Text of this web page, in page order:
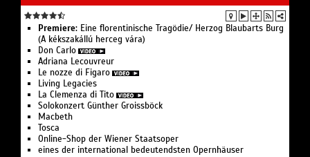
Premiere: Eine floren­tinische Tragödie/ Herzog Blaubarts Burg
(A kékszakállú herceg vára)
Don Carlo
Adriana Lecouvreur
Le nozze di Figaro
Living Legacies
La Clemenza di Tito
Solo­konzert Günther Groissböck
Macbeth
Tosca
Online-Shop der Wiener Staatsoper
eines der international bedeutendsten Opernhäuser